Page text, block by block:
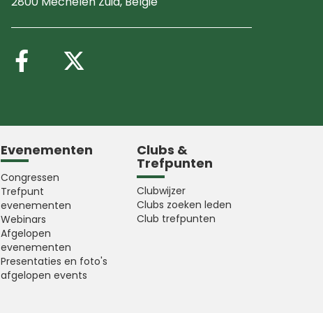
Volg ons op Facebook
Evenementen
Congressen
Trefpunt
evenementen
Webinars
Afgelopen
evenementen
Presentaties en foto's
afgelopen events
Clubs &
Trefpunten
Clubwijzer
Clubs zoeken leden
Club trefpunten